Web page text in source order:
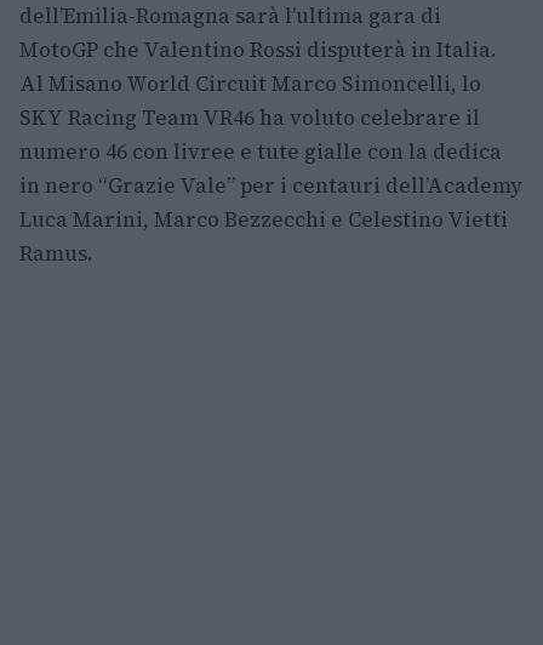
dell’Emilia-Romagna sarà l’ultima gara di
MotoGP che Valentino Rossi disputerà in Italia.
Al Misano World Circuit Marco Simoncelli, lo
SKY Racing Team VR46 ha voluto celebrare il
numero 46 con livree e tute gialle con la dedica
in nero “Grazie Vale” per i centauri dell’Academy
Luca Marini, Marco Bezzecchi e Celestino Vietti
Ramus.